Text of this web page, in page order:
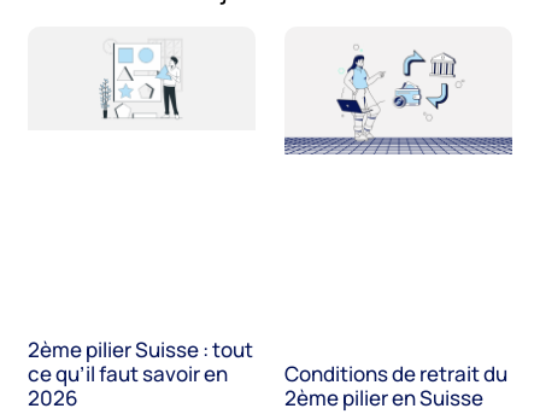
2ème pilier Suisse : tout
ce qu’il faut savoir en
2026
Conditions de retrait du
2ème pilier en Suisse